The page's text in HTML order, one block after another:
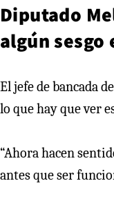
Diputado
algún sesgo
El jefe de bancada
lo que hay que ver
“Ahora hacen
antes que ser